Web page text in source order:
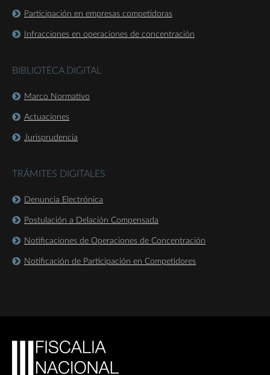
Participación en empresas competidoras
Infracciones en operaciones de concentración
BIBLIOTECA DIGITAL
Marco Normativo
Actuaciones
Jurisprudencia
TRÁMITES DIGITALES
Denuncia Electrónica
Postulación a Delación Compensada
Notificaciones de Operaciones de Concentración
Notificación de Participación en Competidores